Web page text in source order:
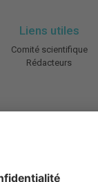
Liens utiles
Comité scientifique
Rédacteurs